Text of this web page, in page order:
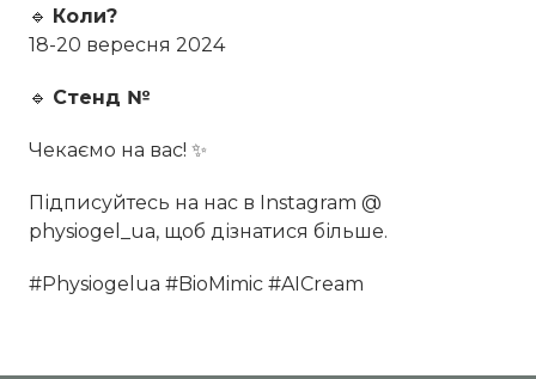
🔹 Коли?
18-20 вересня 2024
🔹 Стенд №
Чекаємо на вас! ✨
Підписуйтесь на нас в Instagram @
physiogel_ua, щоб дізнатися більше.
#Physiogelua #BioMimic #AICream